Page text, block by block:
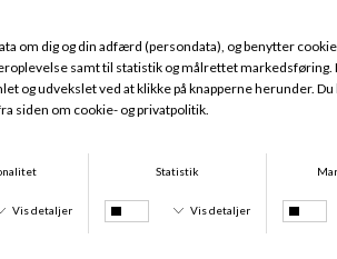
San Angel String, Water Blue